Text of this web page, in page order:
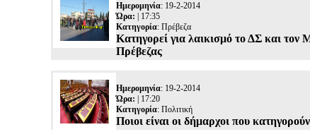
Ημερομηνία: 19-2-2014
Ώρα:
| 17:35
Κατηγορία:Πρέβεζα
Κατηγορεί για λαικισμό το ΔΣ και
Πρέβεζας
Ημερομηνία: 19-2-2014
Ώρα:
| 17:20
Κατηγορία:Πολιτική
Ποιοι είναι οι δήμαρχοι που